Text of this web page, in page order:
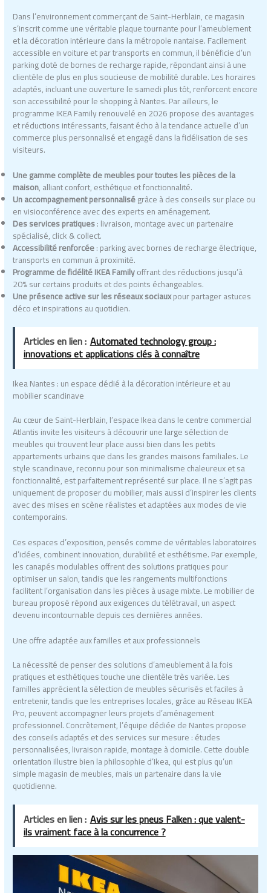
Dans l’environnement commerçant de Saint-Herblain, ce magasin
s’inscrit comme une véritable plaque tournante pour l’ameublement
et la décoration intérieure dans la métropole nantaise. Facilement
accessible en voiture et par transports en commun, il bénéficie d’un
parking doté de bornes de recharge rapide, répondant ainsi à une
clientèle de plus en plus soucieuse de mobilité durable. Les horaires
adaptés, incluant une ouverture le samedi plus tôt, renforcent encore
son accessibilité pour le shopping à Nantes. Par ailleurs, le
programme IKEA Family renouvelé en 2026 propose des avantages
et réductions intéressants, faisant écho à la tendance actuelle d’un
commerce plus personnalisé et engagé dans la fidélisation de ses
visiteurs.
Une gamme complète de meubles pour toutes les pièces de la
maison, alliant confort, esthétique et fonctionnalité.
Un accompagnement personnaliségrâce à des conseils sur place ou
en visioconférence avec des experts en aménagement.
Des services pratiques: livraison, montage avec un partenaire
spécialisé, click & collect.
Accessibilité renforcée: parking avec bornes de recharge électrique,
transports en commun à proximité.
Programme de fidélité IKEA Familyoffrant des réductions jusqu’à
20% sur certains produits et des points échangeables.
Une présence active sur les réseaux sociauxpour partager astuces
déco et inspirations au quotidien.
Articles en lien : Automated technology group :
innovations et applications clés à connaître
Ikea Nantes : un espace dédié à la décoration intérieure et au
mobilier scandinave
Au cœur de Saint-Herblain, l’espace Ikea dans le centre commercial
Atlantis invite les visiteurs à découvrir une large sélection de
meubles qui trouvent leur place aussi bien dans les petits
appartements urbains que dans les grandes maisons familiales. Le
style scandinave, reconnu pour son minimalisme chaleureux et sa
fonctionnalité, est parfaitement représenté sur place. Il ne s’agit pas
uniquement de proposer du mobilier, mais aussi d’inspirer les clients
avec des mises en scène réalistes et adaptées aux modes de vie
contemporains.
Ces espaces d’exposition, pensés comme de véritables laboratoires
d’idées, combinent innovation, durabilité et esthétisme. Par exemple,
les canapés modulables offrent des solutions pratiques pour
optimiser un salon, tandis que les rangements multifonctions
facilitent l’organisation dans les pièces à usage mixte. Le mobilier de
bureau proposé répond aux exigences du télétravail, un aspect
devenu incontournable depuis ces dernières années.
Une offre adaptée aux familles et aux professionnels
La nécessité de penser des solutions d’ameublement à la fois
pratiques et esthétiques touche une clientèle très variée. Les
familles apprécient la sélection de meubles sécurisés et faciles à
entretenir, tandis que les entreprises locales, grâce au Réseau IKEA
Pro, peuvent accompagner leurs projets d’aménagement
professionnel. Concrètement, l’équipe dédiée de Nantes propose
des conseils adaptés et des services sur mesure : études
personnalisées, livraison rapide, montage à domicile. Cette double
orientation illustre bien la philosophie d’Ikea, qui est plus qu’un
simple magasin de meubles, mais un partenaire dans la vie
quotidienne.
Articles en lien : Avis sur les pneus Falken : que valent-
ils vraiment face à la concurrence ?